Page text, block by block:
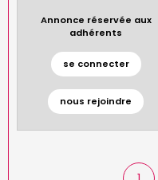
Annonce réservée aux
adhérents
se connecter
nous rejoindre